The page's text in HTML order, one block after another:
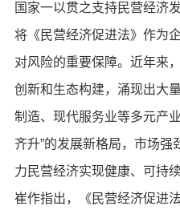
国家一以贯之支持民营经济
将《民营经济促进法》作为
对风险的重要保障。近年来
创新和生态构建，涌现出大
制造、现代服务业等多元产
齐升”的发展新格局，市场
力民营经济实现健康、可持
崔作指出，《民营经济促进